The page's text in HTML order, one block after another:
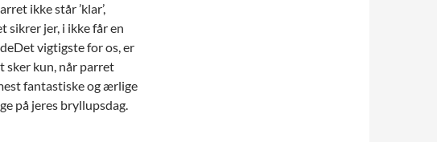
ikke står ’klar’,
sikrer jer, i ikke får en
vigtigste for os, er
sker kun, når parret
fantastiske og ærlige
på jeres bryllupsdag.